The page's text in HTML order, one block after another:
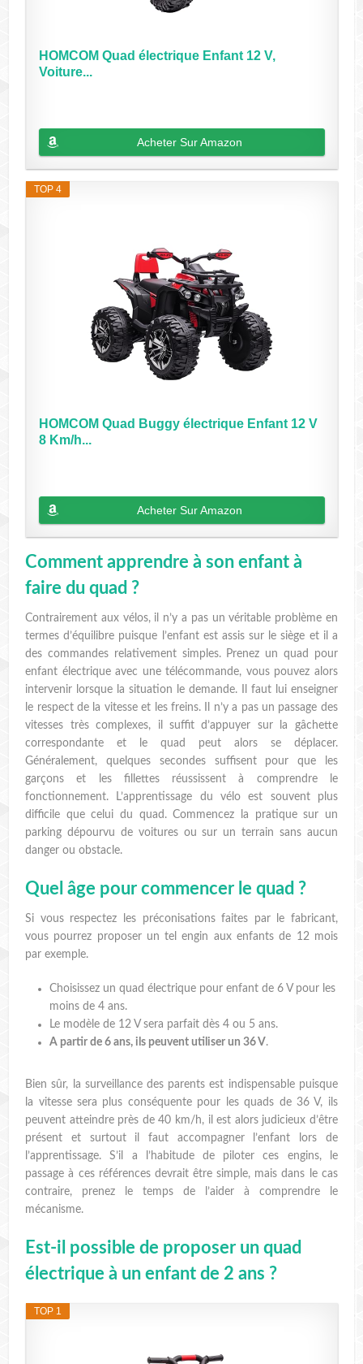
HOMCOM Quad électrique Enfant 12 V,
Voiture...
Acheter Sur Amazon
TOP 4
HOMCOM Quad Buggy électrique Enfant 12 V
8 Km/h...
Acheter Sur Amazon
Comment apprendre à son enfant à
faire du quad ?
Contrairement aux vélos, il n’y a pas un véritable problème en
termes d’équilibre puisque l’enfant est assis sur le siège et il a
des commandes relativement simples. Prenez un quad pour
enfant électrique avec une télécommande, vous pouvez alors
intervenir lorsque la situation le demande. Il faut lui enseigner
le respect de la vitesse et les freins. Il n’y a pas un passage des
vitesses très complexes, il suffit d’appuyer sur la gâchette
correspondante et le quad peut alors se déplacer.
Généralement, quelques secondes suffisent pour que les
garçons et les fillettes réussissent à comprendre le
fonctionnement. L’apprentissage du vélo est souvent plus
difficile que celui du quad. Commencez la pratique sur un
parking dépourvu de voitures ou sur un terrain sans aucun
danger ou obstacle.
Quel âge pour commencer le quad ?
Si vous respectez les préconisations faites par le fabricant,
vous pourrez proposer un tel engin aux enfants de 12 mois
par exemple.
Choisissez un quad électrique pour enfant de 6 V pour les
moins de 4 ans.
Le modèle de 12 V sera parfait dès 4 ou 5 ans.
A partir de 6 ans, ils peuvent utiliser un 36 V.
Bien sûr, la surveillance des parents est indispensable puisque
la vitesse sera plus conséquente pour les quads de 36 V, ils
peuvent atteindre près de 40 km/h, il est alors judicieux d’être
présent et surtout il faut accompagner l’enfant lors de
l’apprentissage. S’il a l’habitude de piloter ces engins, le
passage à ces références devrait être simple, mais dans le cas
contraire, prenez le temps de l’aider à comprendre le
mécanisme.
Est-il possible de proposer un quad
électrique à un enfant de 2 ans ?
TOP 1